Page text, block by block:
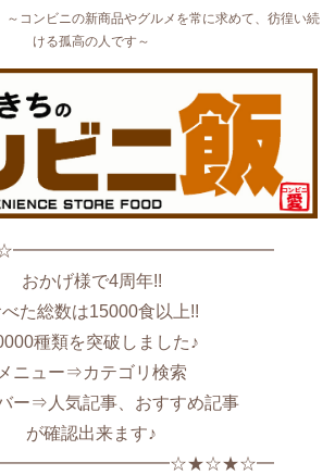
コンビニの新商品やグルメを常に求めて、彷徨い続
ける孤高の人です～
おかげ様で4周年!!
た総数は15000食以上!!
種類を突破しました♪
メニュー⇒カテゴリ検索
ー⇒人気記事、おすすめ記事
が確認出来ます♪